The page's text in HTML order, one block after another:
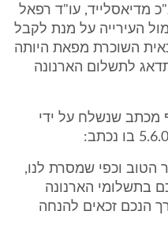
מדיאסלייד, עו"ד רפאל
העירייה על מנת לקבל
השוכרת מפאת היותה
לתשלום הארנונה
מכתב שנשלח על ידי
הטוב וכפי שמסרת לנו,
בתשלומי הארנונה
הנכם זכאים להנחה